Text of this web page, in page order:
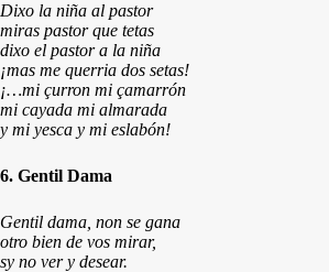
Dixo la niña al pastor
miras pastor que tetas
dixo el pastor a la niña
¡mas me querria dos setas!
¡…mi çurron mi çamarrón
mi cayada mi almarada
y mi yesca y mi eslabón!
6. Gentil Dama
Gentil dama, non se gana
otro bien de vos mirar,
sy no ver y desear.